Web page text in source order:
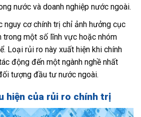
nước và doanh nghiệp nước ngoài.
nguy cơ chính trị chỉ ảnh hưởng cục
trong một số lĩnh vực hoặc nhóm
Loại rủi ro này xuất hiện khi chính
động đến một ngành nghề nhất
tượng đầu tư nước ngoài.
hiện của rủi ro chính trị